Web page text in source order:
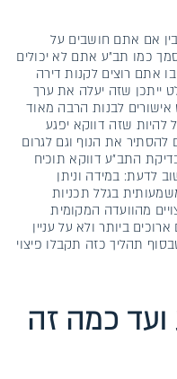
אם אתם חושבים על
כמו תב״ע אתם לא יכולים
אתם רוצים לקנות דירה
ייתכן שזה יעלה את ערך
לבנות הרבה מאוד
להיות שזה דווקא יפגע
להסתיר את הנוף וגם לגרום
התב״ע דווקא תוכיח
לדעת: במידה וניתן
בגלל תכניות
מהוועדה המקומית
ביותר ולא על עניין
תהליך כזה תקבלו פיצוי
ועד כמה זה